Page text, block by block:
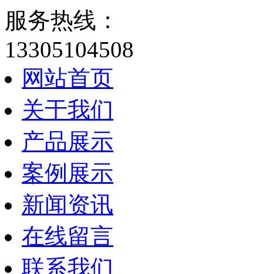
服务热线：
13305104508
网站首页
关于我们
产品展示
案例展示
新闻资讯
在线留言
联系我们